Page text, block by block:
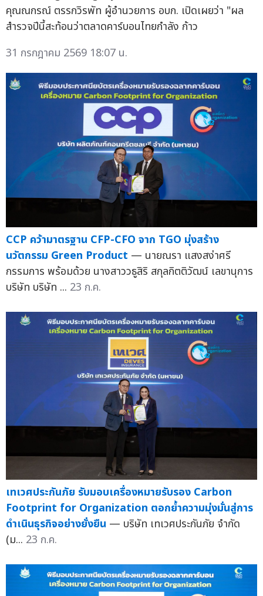
คุณณกรณ์ ตรรกวิรพัท ผู้อำนวยการ อบก. เปิดเผยว่า "ผล
สำรวจปีนี้สะท้อนว่าตลาดคาร์บอนไทยกำลัง ก้าว
31 กรกฎาคม 2569 18:07 น.
CCP คว้ามาตรฐาน CFP-CFO จาก TGO มุ่งสร้าง
นวัตกรรม Green Product — นายณรา แสงสง่าศรี
กรรมการ พร้อมด้วย นางสาววธูสิริ สกุลกิตติวัฒน์ เลขานุการ
บริษัท บริษัท ... 23 ก.ค.
เทเวศประกันภัย รับมอบเครื่องหมายรับรอง Carbon
Footprint for Organization ตอกย้ำความมุ่งมั่นสู่การ
ดำเนินธุรกิจอย่างยั่งยืน — บริษัท เทเวศประกันภัย จำกัด
(ม... 23 ก.ค.